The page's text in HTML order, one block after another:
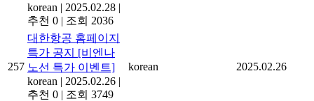
korean | 2025.02.28 |
추천 0 | 조회 2036
257
대한항공 홈페이지
특가 공지 [비엔나
노선 특가 이벤트]
korean | 2025.02.26 |
추천 0 | 조회 3749
korean 2025.02.26